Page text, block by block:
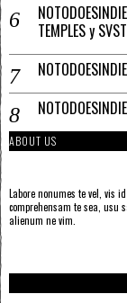
TEMPLES y
ABOUT US
Labore nonumes te vel, vis
comprehensam te sea, usu
alienum ne vim.